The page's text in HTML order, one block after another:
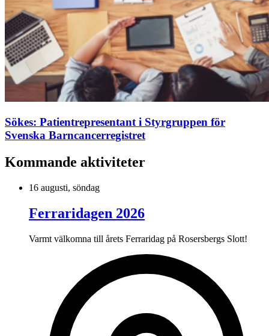
Sökes: Patientrepresentant i Styrgruppen för
Svenska Barncancerregistret
Kommande aktiviteter
16 augusti, söndag
Ferraridagen 2026
Varmt välkomna till årets Ferraridag på Rosersbergs Slott!